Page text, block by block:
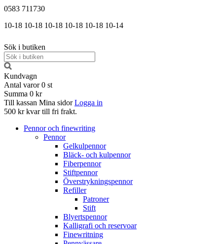
0583 711730
10-18 10-18 10-18 10-18 10-18 10-14
Sök i butiken
Kundvagn
Antal varor 0 st
Summa 0 kr
Till kassan Mina sidor Logga in
500 kr kvar till fri frakt.
Pennor och finewriting
Pennor
Gelkulpennor
Bläck- och kulpennor
Fiberpennor
Stiftpennor
Överstrykningspennor
Refiller
Patroner
Stift
Blyertspennor
Kalligrafi och reservoar
Finewritning